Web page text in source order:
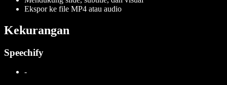
Ekspor ke file MP4 atau audio
Kekurangan
Speechify
-